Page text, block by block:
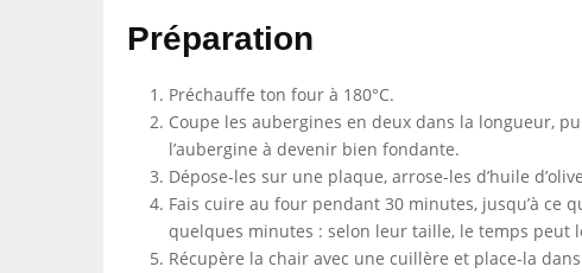
Préparation
Préchauffe ton four à 180°C.
Coupe les aubergines en deux dans la longueur,
l’aubergine à devenir bien fondante.
Dépose-les sur une plaque, arrose-les d’huile
Fais cuire au four pendant 30 minutes, jusqu’à ce
quelques minutes : selon leur taille, le temps peut
Récupère la chair avec une cuillère et place-la